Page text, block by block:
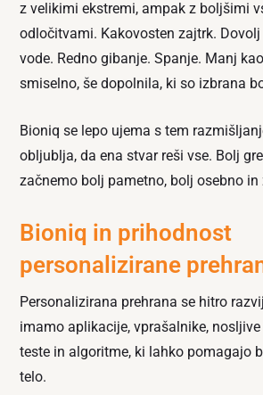
z velikimi ekstremi, ampak z boljšimi
odločitvami. Kakovosten zajtrk.
vode. Redno gibanje. Spanje. Manj
smiselno, še dopolnila, ki so izbrana
Bioniq se lepo ujema s tem
obljublja, da ena stvar reši vse. Bolj
začnemo bolj pametno, bolj osebno
Bioniq in prihodnost
personalizirane
Personalizirana prehrana se hitro
imamo aplikacije, vprašalnike, nosljive
teste in algoritme, ki lahko pomagajo
telo.